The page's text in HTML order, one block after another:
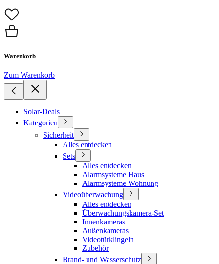
Warenkorb
Zum Warenkorb
Solar-Deals
Kategorien
Sicherheit
Alles entdecken
Sets
Alles entdecken
Alarmsysteme Haus
Alarmsysteme Wohnung
Videoüberwachung
Alles entdecken
Überwachungskamera-Set
Innenkameras
Außenkameras
Videotürklingeln
Zubehör
Brand- und Wasserschutz